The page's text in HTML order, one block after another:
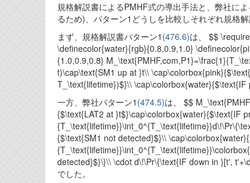
規格解説書によるPMHF式の導出手法と、弊社に
るため)、パターン1どうしを比較しそれぞれ規格
まず、規格解説書パターン1 (476.6)は、 $$
\definecolor{water}{rgb}{0.8,0.9,1.0}
{1.0,0.9,0.8}
t)\cap\text{SM1 up at }t\\
T_\text{lifetime})$}\\
一方、弊社パターン1 (474.5)は、 $$
{$\text{LAT2 at }t$}\cap\colorbox{water}{$\text{IF
{$\text{SM1 not detected}$}\\
detected}$}\}\\ \cdot d\!\Pr\{\text{IF down in }[t',
でした。